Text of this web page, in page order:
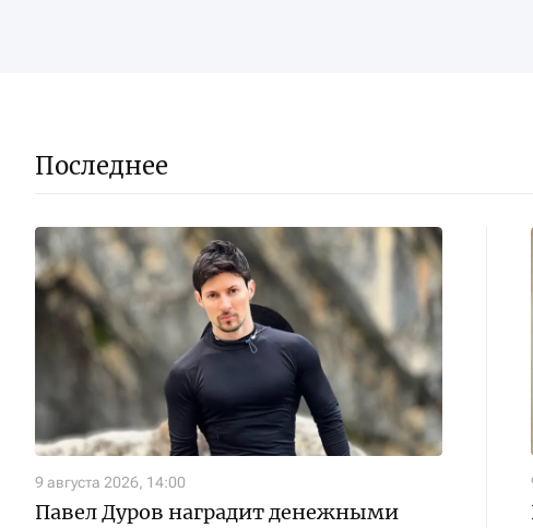
Последнее
9 августа 2026, 14:00
Павел Дуров наградит денежными